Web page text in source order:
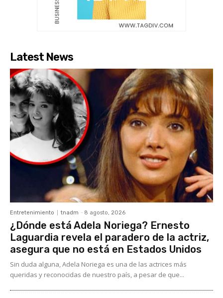
Latest News
Entretenimiento tnadm - 8 agosto, 2026
¿Dónde está Adela Noriega? Ernesto
Laguardia revela el paradero de la actriz,
asegura que no está en Estados Unidos
Sin duda alguna, Adela Noriega es una de las actrices más
queridas y reconocidas de nuestro país, a pesar de que...